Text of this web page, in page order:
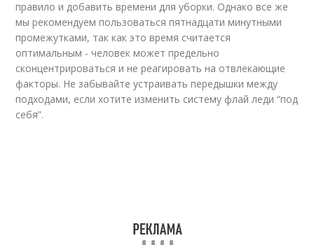
правило и добавить времени для уборки. Однако все же
мы рекомендуем пользоваться пятнадцати минутными
промежутками, так как это время считается
оптимальным - человек может предельно
сконцентрироваться и не реагировать на отвлекающие
факторы. Не забывайте устраивать передышки между
подходами, если хотите изменить систему флай леди “под
себя”.